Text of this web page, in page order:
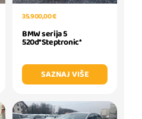
35.900,00 €
BMW serija 5
520d*Steptronic*
SAZNAJ VIŠE